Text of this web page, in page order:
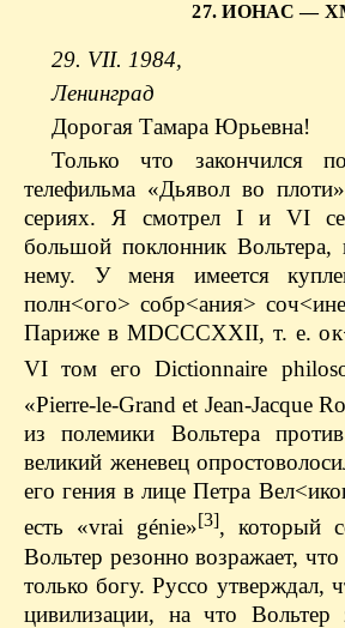
27. ИОНАС —
29. VII. 1984,
Ленинград
Дорогая Тамара Юрьевна!
Только что закончился
телефильма «Дьявол во
сериях. Я смотрел I и VI
большой поклонник Вольтера,
нему. У меня имеется
полн<ого> собр<ания>
Париже в MDCCCXXII, т. е.
VI том его Dictionnaire
«Pierre-le-Grand et Jean-Jacque
из полемики Вольтера
великий женевец
его гения в лице Петра
есть «vrai génie»[3], который
Вольтер резонно возражает,
только богу. Руссо утверждал,
цивилизации, на что